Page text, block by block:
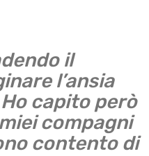
il
l’ansia
capito però
compagni
contento di